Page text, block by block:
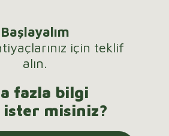
Başlayalım
için teklif
alın.
fazla bilgi
misiniz?